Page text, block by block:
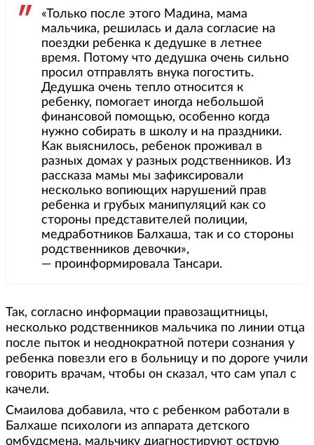
«Только после этого Мадина, мама
мальчика, решилась и дала согласие на
поездки ребенка к дедушке в летнее
время. Потому что дедушка очень сильно
просил отправлять внука погостить.
Дедушка очень тепло относится к
ребенку, помогает иногда небольшой
финансовой помощью, особенно когда
нужно собирать в школу и на праздники.
Как выяснилось, ребенок проживал в
разных домах у разных родственников. Из
рассказа мамы мы зафиксировали
несколько вопиющих нарушений прав
ребенка и грубых манипуляций как со
стороны представителей полиции,
медработников Балхаша, так и со стороны
родственников девочки»,
— проинформировала Тансари.
Так, согласно информации правозащитницы,
несколько родственников мальчика по линии отца
после пыток и неоднократной потери сознания у
ребенка повезли его в больницу и по дороге учили
говорить врачам, чтобы он сказал, что сам упал с
качели.
Смаилова добавила, что с ребенком работали в
Балхаше психологи из аппарата детского
омбудсмена, мальчику диагностируют острую